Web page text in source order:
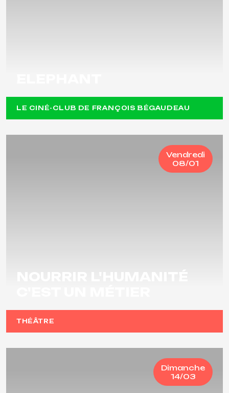
LE CINÉ-CLUB DE FRANÇOIS BÉGAUDEAU
Vendredi
08/01
THÉÂTRE
Dimanche
14/03